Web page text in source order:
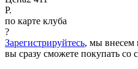
Р.
по карте клуба
?
Зарегистрируйтесь, мы внесем
вы сразу сможете покупать со